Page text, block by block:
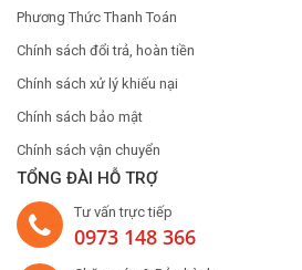
Phương Thức Thanh Toán
Chính sách đổi trả, hoàn tiền
Chính sách xử lý khiếu nại
Chính sách bảo mật
Chính sách vận chuyển
TỔNG ĐÀI HỖ TRỢ
Tư vấn trực tiếp
0973 148 366